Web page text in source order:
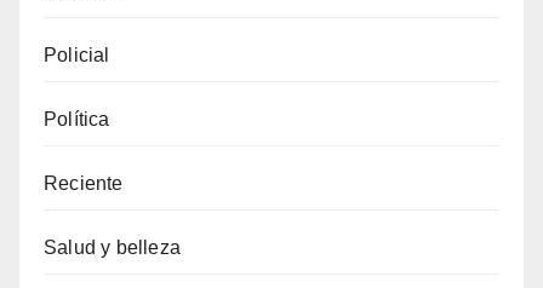
Policial
Política
Reciente
Salud y belleza